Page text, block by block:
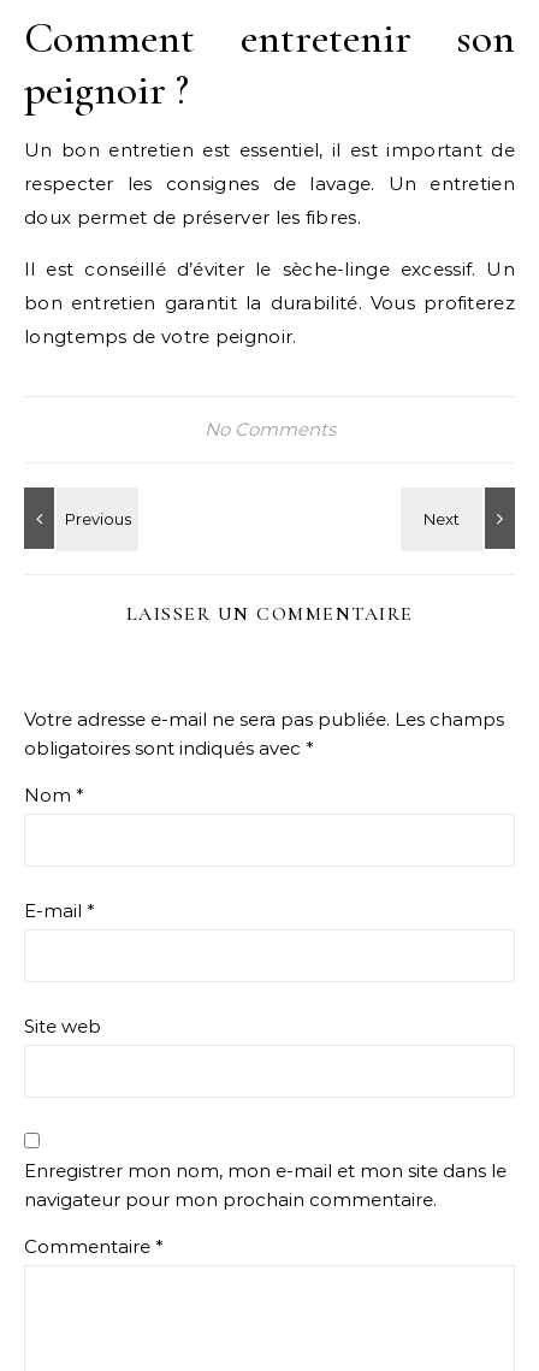
Comment entretenir son
peignoir ?
Un bon entretien est essentiel, il est important de
respecter les consignes de lavage. Un entretien
doux permet de préserver les fibres.
Il est conseillé d’éviter le sèche-linge excessif. Un
bon entretien garantit la durabilité. Vous profiterez
longtemps de votre peignoir.
No Comments
LAISSER UN COMMENTAIRE
Votre adresse e-mail ne sera pas publiée. Les champs
obligatoires sont indiqués avec *
Nom *
E-mail *
Site web
Enregistrer mon nom, mon e-mail et mon site dans le
navigateur pour mon prochain commentaire.
Commentaire *